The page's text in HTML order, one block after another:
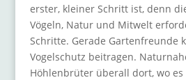
erster, kleiner Schritt ist, denn
Vögeln, Natur und Mitwelt
Schritte. Gerade Gartenfreunde
Vogelschutz beitragen.
Höhlenbrüter überall dort, wo